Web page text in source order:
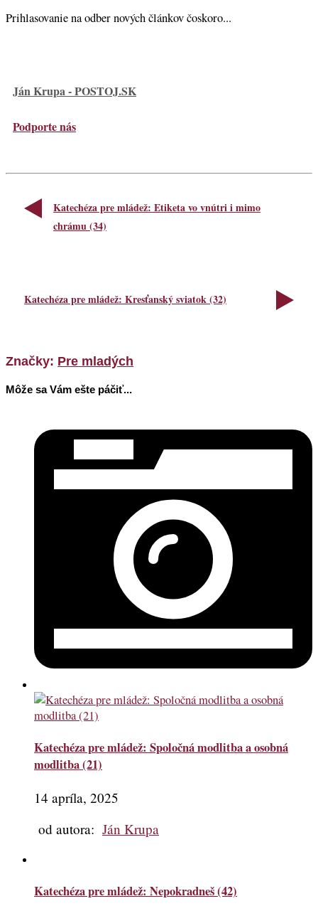
Prihlasovanie na odber nových článkov čoskoro...
Ján Krupa - POSTOJ.SK
Podporte nás
Katechéza pre mládež: Etiketa vo vnútri i mimo
chrámu (34)
Katechéza pre mládež: Kresťanský sviatok (32)
Značky: Pre mladých
Môže sa Vám ešte páčiť...
Katechéza pre mládež: Spoločná modlitba a osobná
modlitba (21)
14 apríla, 2025
od autora: Ján Krupa
Katechéza pre mládež: Nepokradneš (42)